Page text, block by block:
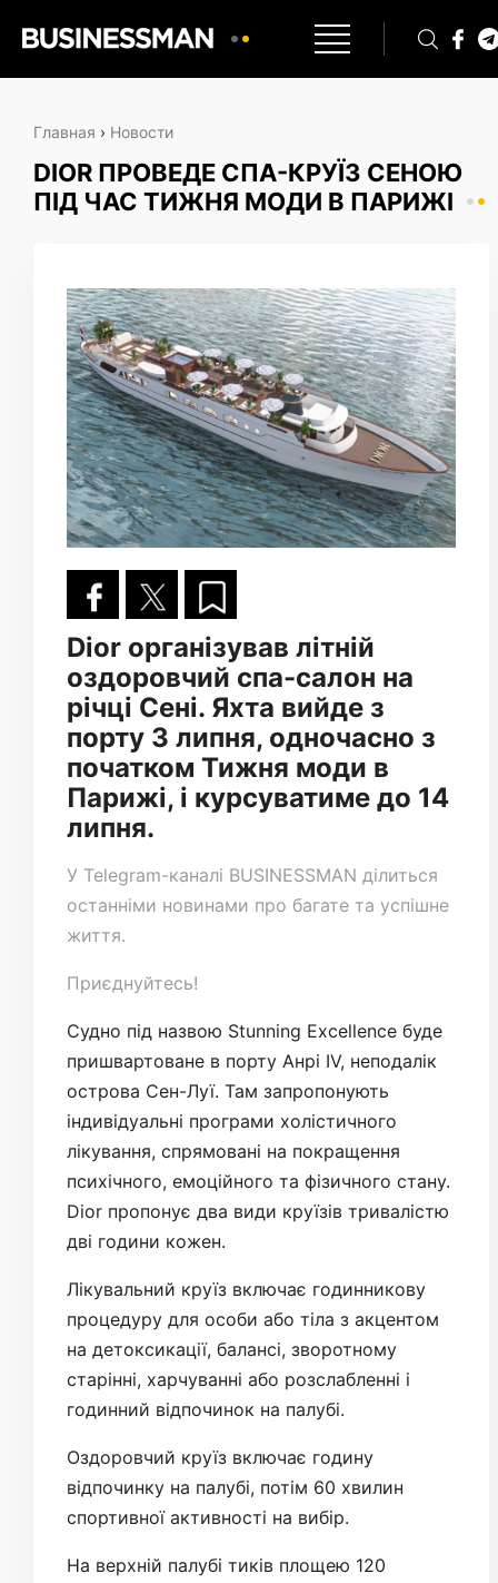
Главная › Новости
DIOR ПРОВЕДЕ СПА-КРУЇЗ СЕНОЮ
ПІД ЧАС ТИЖНЯ МОДИ В ПАРИЖІ
Dior організував літній
оздоровчий спа-салон на
річці Сені. Яхта вийде з
порту 3 липня, одночасно з
початком Тижня моди в
Парижі, і курсуватиме до 14
липня.
У Telegram-каналі BUSINESSMAN ділиться
останніми новинами про багате та успішне
життя.
Приєднуйтесь!
Судно під назвою Stunning Excellence буде
пришвартоване в порту Анрі IV, неподалік
острова Сен-Луї. Там запропонують
індивідуальні програми холістичного
лікування, спрямовані на покращення
психічного, емоційного та фізичного стану.
Dior пропонує два види круїзів тривалістю
дві години кожен.
Лікувальний круїз включає годинникову
процедуру для особи або тіла з акцентом
на детоксикації, балансі, зворотному
старінні, харчуванні або розслабленні і
годинний відпочинок на палубі.
Оздоровчий круїз включає годину
відпочинку на палубі, потім 60 хвилин
спортивної активності на вибір.
На верхній палубі тиків площею 120